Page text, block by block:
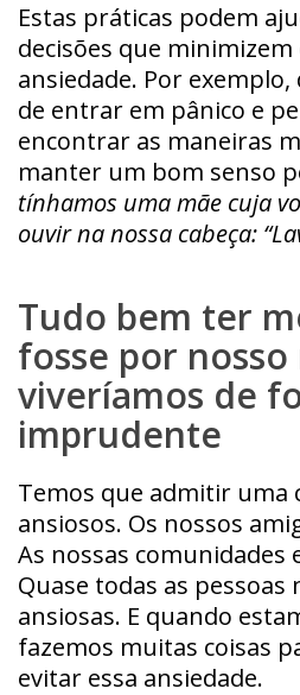
Estas práticas podem
decisões que
ansiedade. Por
de entrar em pânico e
encontrar as maneiras
manter um bom senso
tínhamos uma mãe cuja
ouvir na nossa cabeça:
Tudo bem ter
fosse por nosso
viveríamos de
imprudente
Temos que admitir uma
ansiosos. Os nossos
As nossas comunidades
Quase todas as
ansiosas. E quando
fazemos muitas coisas
evitar essa ansiedade.